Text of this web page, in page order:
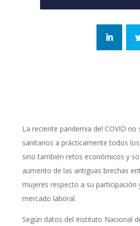
La reciente pandemia del COVID
sanitarios a prácticamente todos
sino también retos económicos y
aumento de las antiguas brechas
mujeres respecto a su participación
mercado laboral.
Según datos del Instituto Nacional